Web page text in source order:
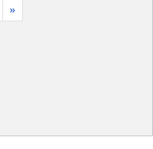
suivante
Dernière page
»